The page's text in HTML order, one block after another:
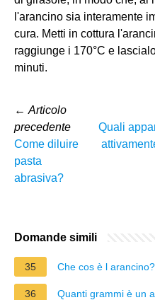
l'arancino sia interamente
cura. Metti in cottura
raggiunge i 170°C e
minuti.
← Articolo
precedente
Come diluire
pasta
abrasiva?
Quali
Domande simili
35 Che cos è l arancino?
36 Quanti grammi è un